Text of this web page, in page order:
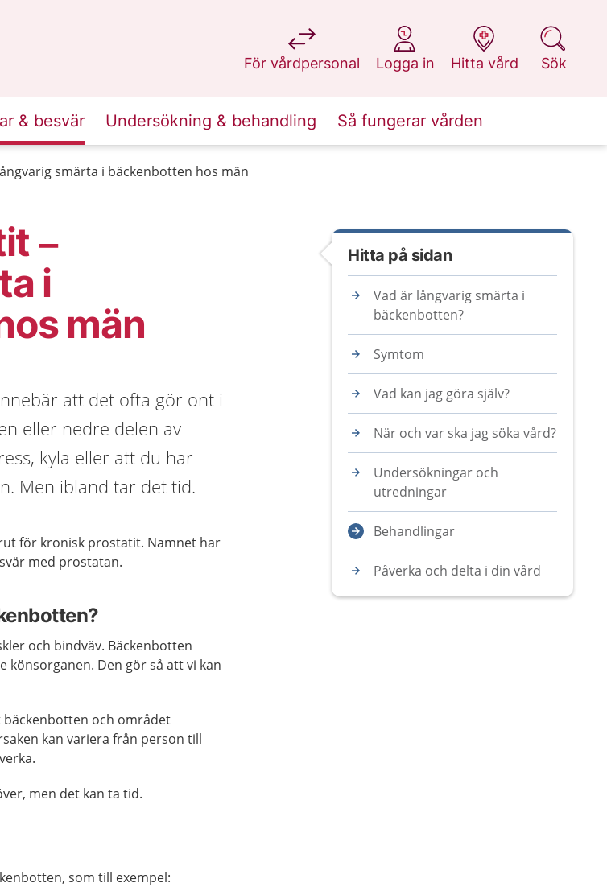
För vårdpersonal
på 1177.se
Logga in
på 1177.se
Hitta vård
på 1177.se
Sök
på 1177.se
& besvär Undersökning & behandling Så fungerar vården
smärta i bäckenbotten hos män
–
i
män
att det ofta gör ont i
eller nedre delen av
kyla eller att du har
Men ibland tar det tid.
för kronisk prostatit. Namnet har
med prostatan.
och bindväv. Bäckenbotten
Den gör så att vi kan
och området
kan variera från person till
men det kan ta tid.
som till exempel:
Hitta på sidan
Vad är långvarig smärta i
bäckenbotten?
Symtom
Vad kan jag göra själv?
När och var ska jag söka vård?
Undersökningar och
utredningar
Behandlingar
Påverka och delta i din vård